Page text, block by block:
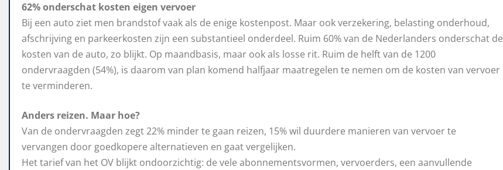
62% onderschat kosten eigen vervoer
Bij een auto ziet men brandstof vaak als de enige kostenpost. Maar ook verzekering, belasting onderhoud,
afschrijving en parkeerkosten zijn een substantieel onderdeel. Ruim 60% van de Nederlanders onderschat de
kosten van de auto, zo blijkt. Op maandbasis, maar ook als losse rit. Ruim de helft van de 1200
ondervraagden (54%), is daarom van plan komend halfjaar maatregelen te nemen om de kosten van vervoer
te verminderen.
Anders reizen. Maar hoe?
Van de ondervraagden zegt 22% minder te gaan reizen, 15% wil duurdere manieren van vervoer te
vervangen door goedkopere alternatieven en gaat vergelijken.
Het tarief van het OV blijkt ondoorzichtig: de vele abonnementsvormen, vervoerders, een aanvullende